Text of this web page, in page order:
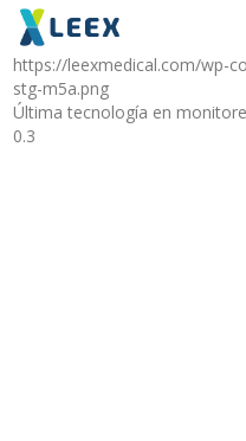
https://leexmedical.com/wp-
stg-m5a.png
Última tecnología en
0.3